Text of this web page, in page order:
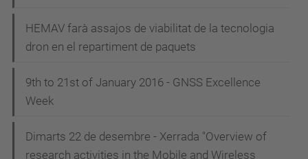
HEMAV farà assajos de viabilitat de la tecnologia
dron en el repartiment de paquets
9th to 21st of January 2016 - GNSS Excellence
Week
Dimarts 22 de desembre - Xerrada "Overview of
research activities in the Mobile and Wireless